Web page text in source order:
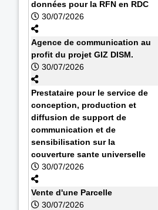
données pour la RFN en RDC
30/07/2026
Agence de communication au
profit du projet GIZ DISM.
30/07/2026
Prestataire pour le service de
conception, production et
diffusion de support de
communication et de
sensibilisation sur la
couverture sante universelle
30/07/2026
Vente d'une Parcelle
30/07/2026